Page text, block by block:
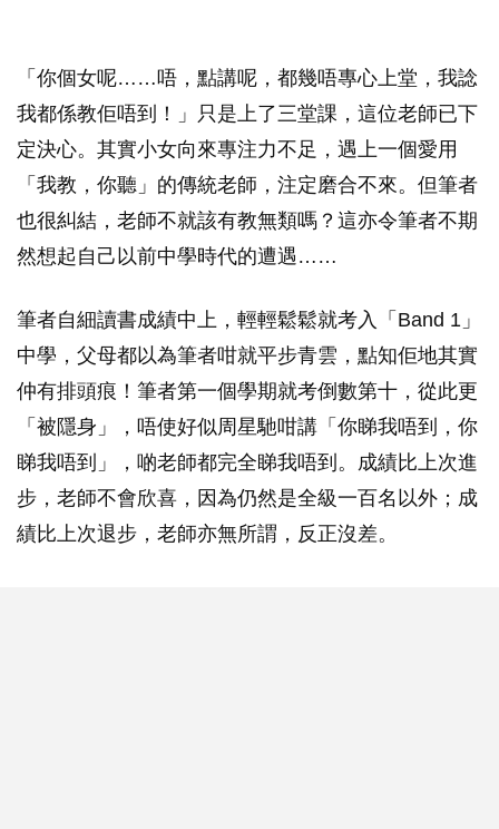
「你個女呢……唔，點講呢，都幾唔專心上堂，我諗
我都係教佢唔到！」只是上了三堂課，這位老師已下
定決心。其實小女向來專注力不足，遇上一個愛用
「我教，你聽」的傳統老師，注定磨合不來。但筆者
也很糾結，老師不就該有教無類嗎？這亦令筆者不期
然想起自己以前中學時代的遭遇……
筆者自細讀書成績中上，輕輕鬆鬆就考入「Band 1」
中學，父母都以為筆者咁就平步青雲，點知佢地其實
仲有排頭痕！筆者第一個學期就考倒數第十，從此更
「被隱身」，唔使好似周星馳咁講「你睇我唔到，你
睇我唔到」，啲老師都完全睇我唔到。成績比上次進
步，老師不會欣喜，因為仍然是全級一百名以外；成
績比上次退步，老師亦無所謂，反正沒差。